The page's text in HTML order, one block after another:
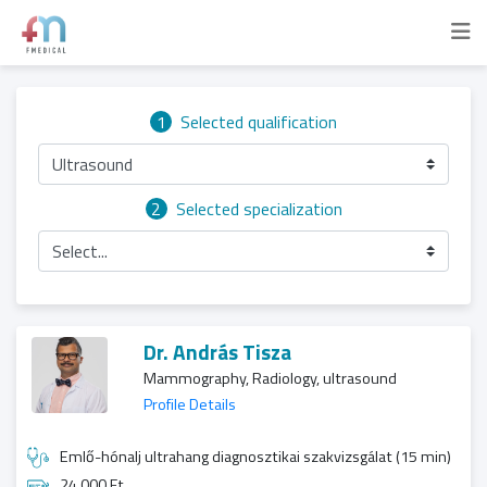
1 Selected qualification
Ultrasound
2
Selected specialization
Select...
Dr. András Tisza
Mammography, Radiology, ultrasound
Profile Details
Emlő-hónalj ultrahang diagnosztikai szakvizsgálat (15 min)